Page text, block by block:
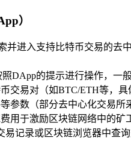
）
并进入支持比特币交易的去
DApp的提示进行操作，一
交易对（如BTC/ETH等，具
参数（部分去中心化交易所
用于激励区块链网络中的矿
记录或区块链浏览器中查询